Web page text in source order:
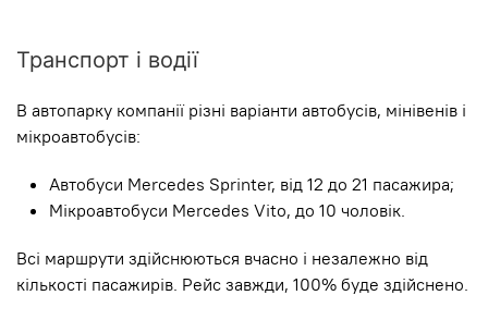
Транспорт і водії
В автопарку компанії різні варіанти автобусів, мінівенів і
мікроавтобусів:
Автобуси Mercedes Sprinter, від 12 до 21 пасажира;
Мікроавтобуси Mercedes Vito, до 10 чоловік.
Всі маршрути здійснюються вчасно і незалежно від
кількості пасажирів. Рейс завжди, 100% буде здійснено.